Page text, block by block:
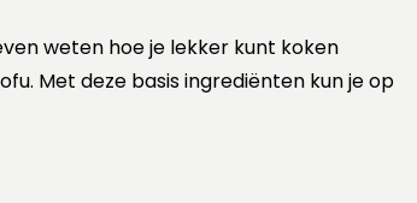
weten hoe je lekker kunt koken
Met deze basis ingrediënten kun je op